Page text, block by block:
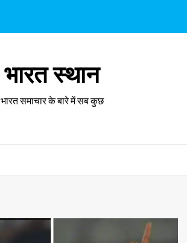
भारत स्थान
भारत समाचार के बारे में सब कुछ